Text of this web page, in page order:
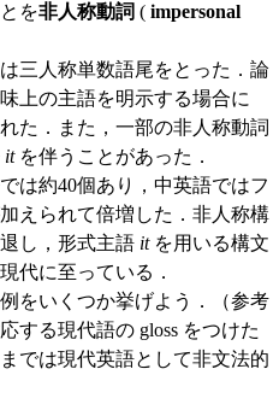
を非人称動詞 ( impersonal
三人称単数語尾をとった．論
上の主語を明示する場合に
た．また，一部の非人称動詞
itを伴うことがあった．
は約40個あり，中英語ではフ
えられて倍増した．非人称構
し，形式主語 itを用いる構文
代に至っている．
をいくつか挙げよう．（参考
する現代語の gloss をつけた
では現代英語として非文法的